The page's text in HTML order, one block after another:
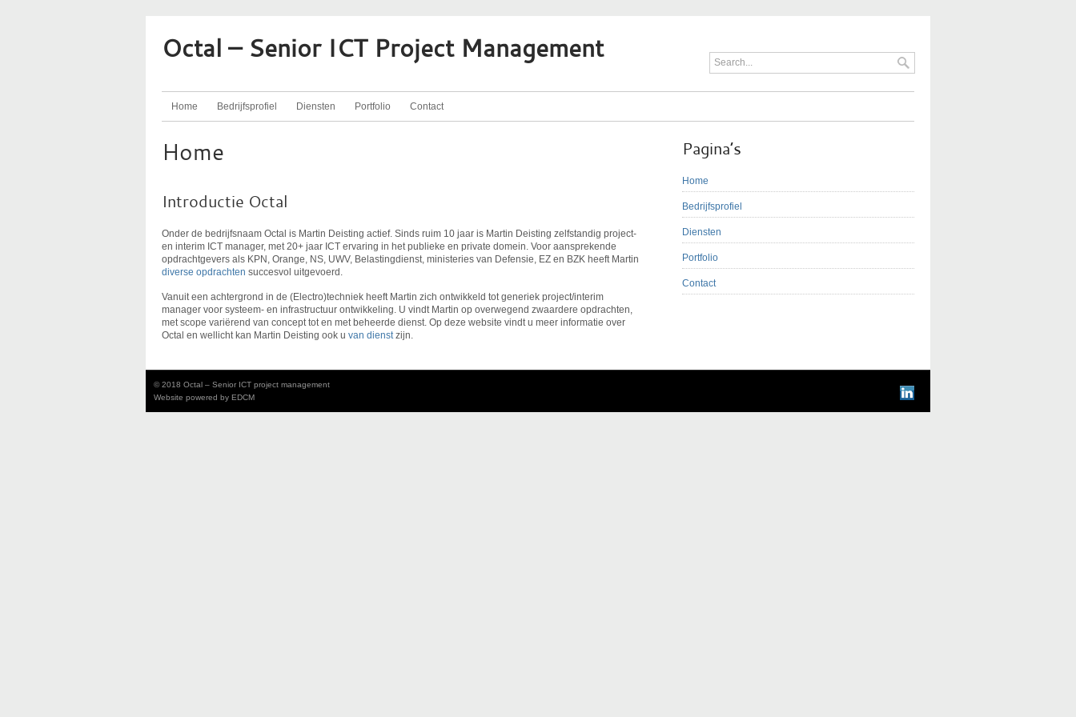
Octal – Senior ICT Project Management
Home Bedrijfsprofiel Diensten Portfolio Contact
Home
Introductie Octal
Onder de bedrijfsnaam Octal is Martin Deisting actief. Sinds ruim 10 jaar is Martin Deisting zelfstandig project-
en interim ICT manager, met 20+ jaar ICT ervaring in het publieke en private domein. Voor aansprekende
opdrachtgevers als KPN, Orange, NS, UWV, Belastingdienst, ministeries van Defensie, EZ en BZK heeft Martin
diverse opdrachten succesvol uitgevoerd.
Vanuit een achtergrond in de (Electro)techniek heeft Martin zich ontwikkeld tot generiek project/interim
manager voor systeem- en infrastructuur ontwikkeling. U vindt Martin op overwegend zwaardere opdrachten,
met scope variërend van concept tot en met beheerde dienst. Op deze website vindt u meer informatie over
Octal en wellicht kan Martin Deisting ook u van dienstzijn.
Pagina’s
Home
Bedrijfsprofiel
Diensten
Portfolio
Contact
© 2018 Octal – Senior ICT project management
Website powered by EDCM